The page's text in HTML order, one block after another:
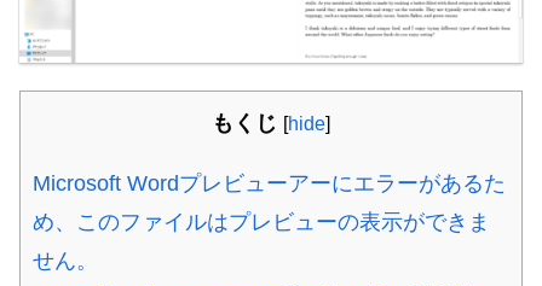
もくじ [hide]
Microsoft Wordプレビューアーにエラーがあるた
め、このファイルはプレビューの表示ができま
せん。